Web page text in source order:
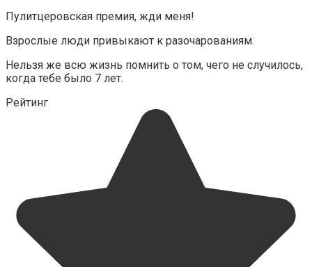
Пулитцеровская премия, жди меня!
Взрослые люди привыкают к разочарованиям.
Нельзя же всю жизнь помнить о том, чего не случилось,
когда тебе было 7 лет.
Рейтинг